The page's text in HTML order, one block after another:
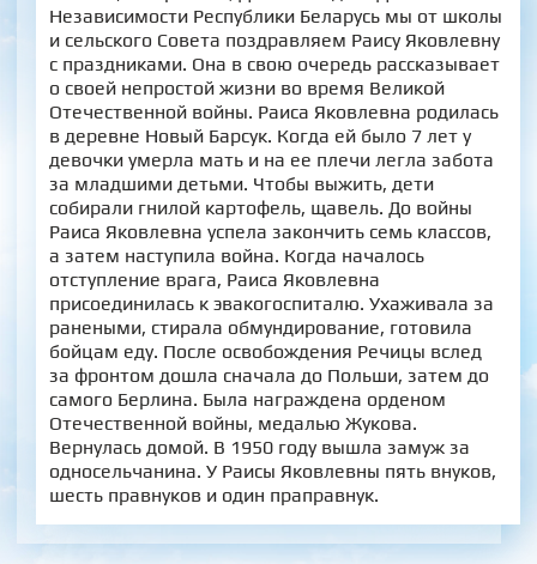
Независимости Республики Беларусь мы от школы
и сельского Совета поздравляем Раису Яковлевну
с праздниками. Она в свою очередь рассказывает
о своей непростой жизни во время Великой
Отечественной войны. Раиса Яковлевна родилась
в деревне Новый Барсук. Когда ей было 7 лет у
девочки умерла мать и на ее плечи легла забота
за младшими детьми. Чтобы выжить, дети
собирали гнилой картофель, щавель. До войны
Раиса Яковлевна успела закончить семь классов,
а затем наступила война. Когда началось
отступление врага, Раиса Яковлевна
присоединилась к эвакогоспиталю. Ухаживала за
ранеными, стирала обмундирование, готовила
бойцам еду. После освобождения Речицы вслед
за фронтом дошла сначала до Польши, затем до
самого Берлина. Была награждена орденом
Отечественной войны, медалью Жукова.
Вернулась домой. В 1950 году вышла замуж за
односельчанина. У Раисы Яковлевны пять внуков,
шесть правнуков и один праправнук.